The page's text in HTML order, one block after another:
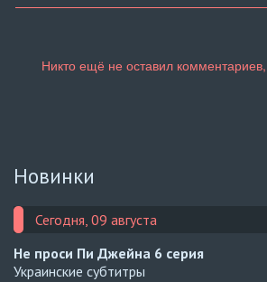
Новинки
Сегодня, 09 августа
Не проси Пи Джейна 6 серия
Украинские субтитры